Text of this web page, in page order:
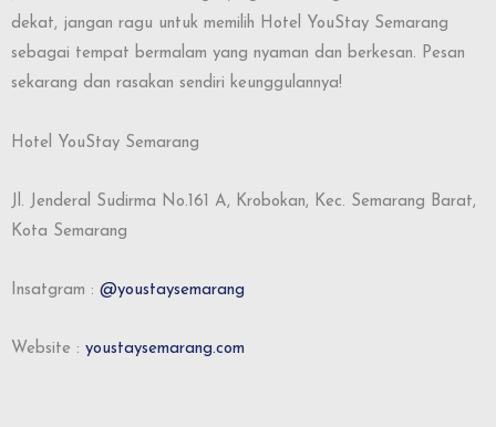
dekat, jangan ragu untuk memilih Hotel YouStay Semarang
sebagai tempat bermalam yang nyaman dan berkesan. Pesan
sekarang dan rasakan sendiri keunggulannya!
Hotel YouStay Semarang
Jl. Jenderal Sudirma No.161 A, Krobokan, Kec. Semarang Barat,
Kota Semarang
Insatgram : @youstaysemarang
Website : youstaysemarang.com